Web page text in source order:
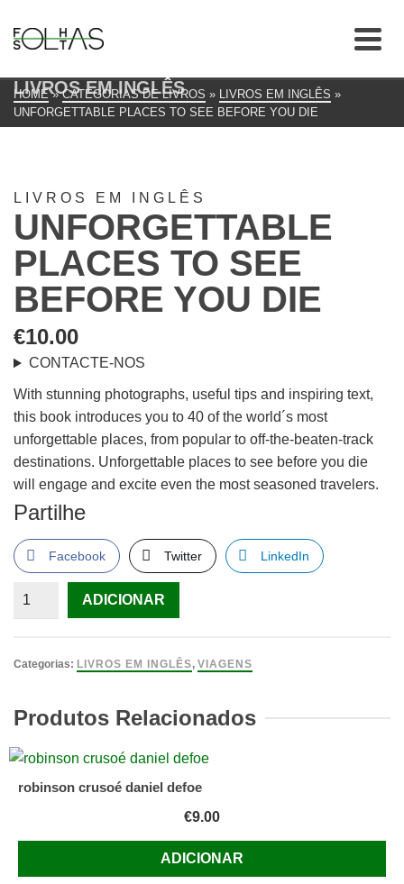
LIVROS EM INGLÊS
HOME » CATEGORIAS DE LIVROS » LIVROS EM INGLÊS »
UNFORGETTABLE PLACES TO SEE BEFORE YOU DIE
LIVROS EM INGLÊS
UNFORGETTABLE
PLACES TO SEE
BEFORE YOU DIE
€10.00
CONTACTE-NOS
With stunning photographs, useful tips and inspiring text,
this book introduces you to 40 of the world´s most
unforgettable places, from popular to off-the-beaten-track
destinations. Unforgettable places to see before you die
will engage and excite even the most seasoned travelers.
Partilhe
Facebook Twitter LinkedIn
Quantidade
places
before
you
ADICIONAR
Categorias: LIVROS EM INGLÊS, VIAGENS
Produtos Relacionados
robinson crusoé daniel defoe
€9.00
ADICIONAR